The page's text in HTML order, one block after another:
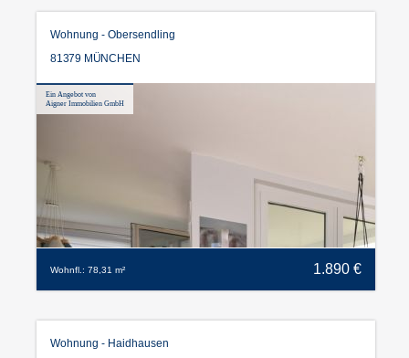
Wohnung - Obersendling
81379 MÜNCHEN
Ein Angebot von
Aigner Immobilien GmbH
Wohnfl.: 78,31 m² 1.890 €
Wohnung - Haidhausen